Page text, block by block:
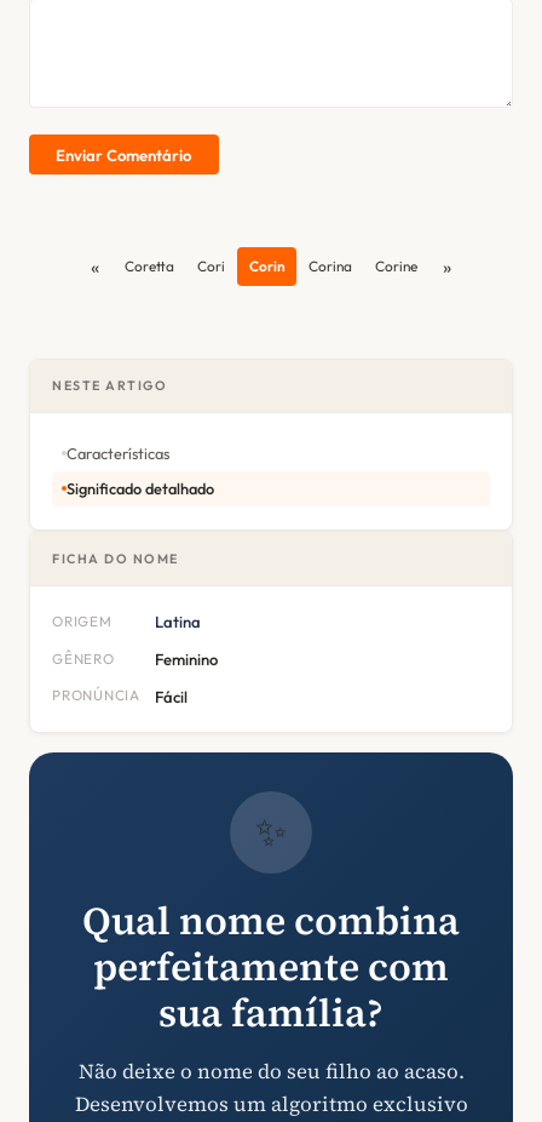
Enviar Comentário
« Coretta Cori Corin Corina Corine »
NESTE ARTIGO
Características
Significado detalhado
FICHA DO NOME
ORIGEM Latina
GÊNERO Feminino
PRONÚNCIA Fácil
✨
Qual nome combina
perfeitamente com
sua família?
Não deixe o nome do seu filho ao acaso.
Desenvolvemos um algoritmo exclusivo